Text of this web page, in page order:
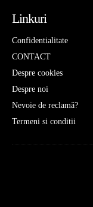
Linkuri
Confidentialitate
CONTACT
Despre cookies
Despre noi
Nevoie de reclamă?
Termeni si conditii